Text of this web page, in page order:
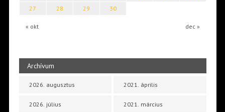
« okt dec »
27
28 29 30
Archívum
2026. augusztus
2026. július
2021. április
2021. március